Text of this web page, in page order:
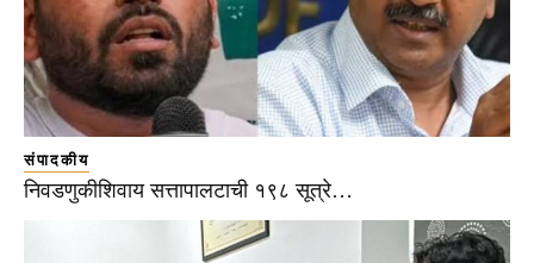
संपादकीय
निवडणुकीशिवाय सत्तापालटाची १९८ सूत्रे…